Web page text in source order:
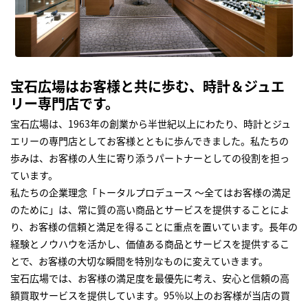
宝石広場はお客様と共に歩む、時計＆ジュエ
リー専門店です。
宝石広場は、1963年の創業から半世紀以上にわたり、時計とジュ
エリーの専門店としてお客様とともに歩んできました。私たちの
歩みは、お客様の人生に寄り添うパートナーとしての役割を担っ
ています。
私たちの企業理念「トータルプロデュース ～全てはお客様の満足
のために」は、常に質の高い商品とサービスを提供することによ
り、お客様の信頼と満足を得ることに重点を置いています。長年の
経験とノウハウを活かし、価値ある商品とサービスを提供するこ
とで、お客様の大切な瞬間を特別なものに変えていきます。
宝石広場では、お客様の満足度を最優先に考え、安心と信頼の高
額買取サービスを提供しています。95％以上のお客様が当店の買